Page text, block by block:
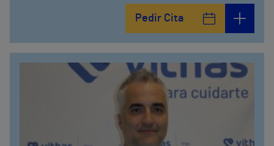
Pedir Cita